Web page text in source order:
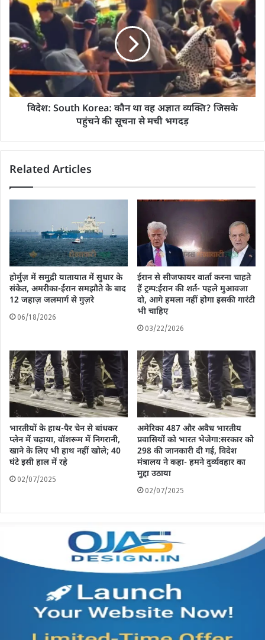
विदेश: South Korea: कौन था वह अज्ञात व्यक्ति? जिसके
पहुंचने की सूचना से मची भगदड़
Related Articles
होर्मुज़ में समुद्री यातायात में सुधार के
संकेत, अमरीका-ईरान समझौते के बाद
12 जहाज़ जलमार्ग से गुज़रे
06/18/2026
ईरान से सीजफायर वार्ता करना चाहते
हैं ट्रम्प:ईरान की शर्त- पहले मुआवजा
दो, आगे हमला नहीं होगा इसकी गारंटी
भी चाहिए
03/22/2026
भारतीयों के हाथ-पैर चेन से बांधकर
प्लेन में चढ़ाया, वॉशरूम में निगरानी,
खाने के लिए भी हाथ नहीं खोले; 40
घंटे इसी हाल में रहे
02/07/2025
अमेरिका 487 और अवैध भारतीय
प्रवासियों को भारत भेजेगा:सरकार को
298 की जानकारी दी गई, विदेश
मंत्रालय ने कहा- हमने दुर्व्यवहार का
मुद्दा उठाया
02/07/2025